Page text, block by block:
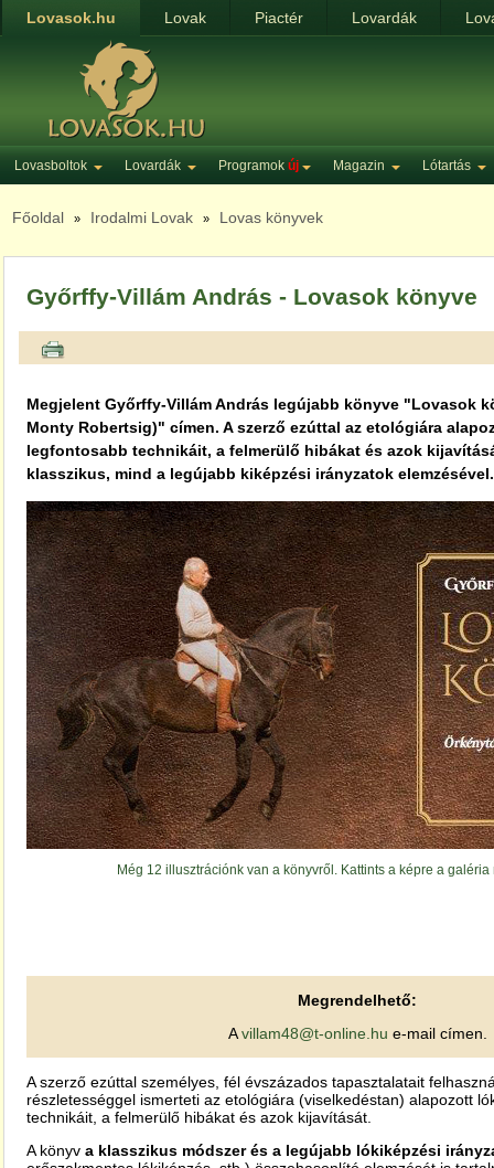
Lovasok.hu Lovak Piactér Lovardák
Lovasboltok Lovardák Programok új Magazin Lótartás
Főoldal » Irodalmi Lovak » Lovas könyvek
Győrffy-Villám András - Lovasok könyve
Megjelent Győrffy-Villám András legújabb könyve "Lovasok
Monty Robertsig)" címen. A szerző ezúttal az etológiára
legfontosabb technikáit, a felmerülő hibákat és azok
klasszikus, mind a legújabb kiképzési irányzatok elemzésével.
Még 12 illusztrációnk van a könyvről. Kattints a képre a
Megrendelhető:
Avillam48@t-online.hu e-mail címen.
A szerző ezúttal személyes, fél évszázados tapasztalatait
részletességgel ismerteti az etológiára (viselkedéstan) alapozott
technikáit, a felmerülő hibákat és azok kijavítását.
A könyv a klasszikus módszer és a legújabb lókiképzési